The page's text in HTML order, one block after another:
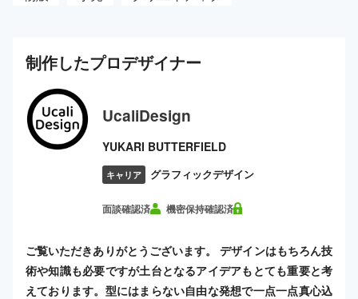
制作したプロデザイナー
UcaliDesign
YUKARI BUTTERFIELD
キャリア グラフィックデザイン
面談確認済 機密保持確認済
ご覧いただきありがとうございます。 デザインはもちろん技
術や知識も必要ですが土台となるアイデアもとても重要と考
えております。型にはまらない自由な発想で一点一点真心込